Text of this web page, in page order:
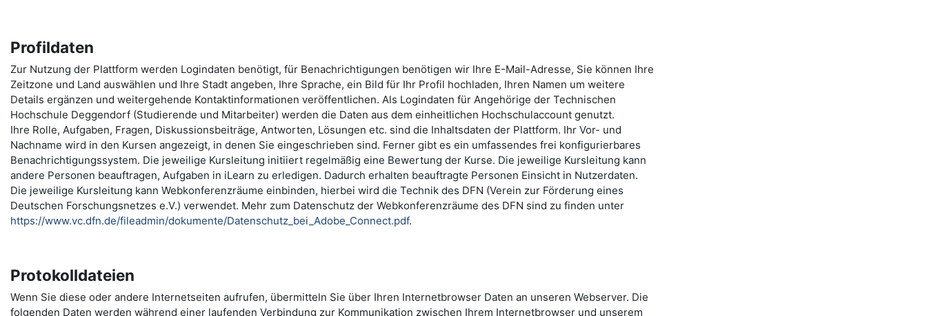
Profildaten
Zur Nutzung der Plattform werden Logindaten benötigt, für Benachrichtigungen benötigen wir Ihre E-Mail-Adresse, Sie können Ihre
Zeitzone und Land auswählen und Ihre Stadt angeben, Ihre Sprache, ein Bild für Ihr Profil hochladen, Ihren Namen um weitere
Details ergänzen und weitergehende Kontaktinformationen veröffentlichen. Als Logindaten für Angehörige der Technischen
Hochschule Deggendorf (Studierende und Mitarbeiter) werden die Daten aus dem einheitlichen Hochschulaccount genutzt.
Ihre Rolle, Aufgaben, Fragen, Diskussionsbeiträge, Antworten, Lösungen etc. sind die Inhaltsdaten der Plattform. Ihr Vor- und
Nachname wird in den Kursen angezeigt, in denen Sie eingeschrieben sind. Ferner gibt es ein umfassendes frei konfigurierbares
Benachrichtigungssystem. Die jeweilige Kursleitung initiiert regelmäßig eine Bewertung der Kurse. Die jeweilige Kursleitung kann
andere Personen beauftragen, Aufgaben in iLearn zu erledigen. Dadurch erhalten beauftragte Personen Einsicht in Nutzerdaten.
Die jeweilige Kursleitung kann Webkonferenzräume einbinden, hierbei wird die Technik des DFN (Verein zur Förderung eines
Deutschen Forschungsnetzes e.V.) verwendet. Mehr zum Datenschutz der Webkonferenzräume des DFN sind zu finden unter
https://www.vc.dfn.de/fileadmin/dokumente/Datenschutz_bei_Adobe_Connect.pdf.
Protokolldateien
Wenn Sie diese oder andere Internetseiten aufrufen, übermitteln Sie über Ihren Internetbrowser Daten an unseren Webserver. Die
folgenden Daten werden während einer laufenden Verbindung zur Kommunikation zwischen Ihrem Internetbrowser und unserem